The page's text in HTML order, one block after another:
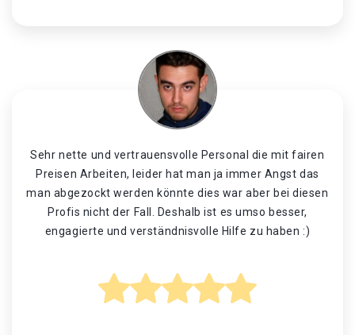
Sehr nette und vertrauensvolle Personal die mit fairen
Preisen Arbeiten, leider hat man ja immer Angst das
man abgezockt werden könnte dies war aber bei diesen
Profis nicht der Fall. Deshalb ist es umso besser,
engagierte und verständnisvolle Hilfe zu haben :)